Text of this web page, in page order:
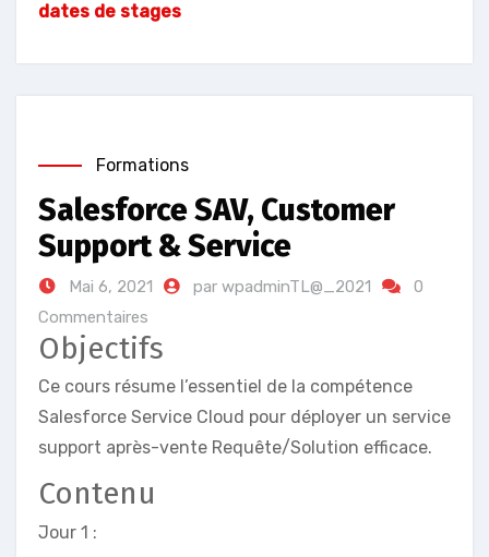
dates de stages
Formations
Salesforce SAV, Customer
Support & Service
Mai 6, 2021 par wpadminTL@_2021
0
Commentaires
Objectifs
Ce cours résume l’essentiel de la compétence
Salesforce Service Cloud pour déployer un service
support après-vente Requête/Solution efficace.
Contenu
Jour 1 :